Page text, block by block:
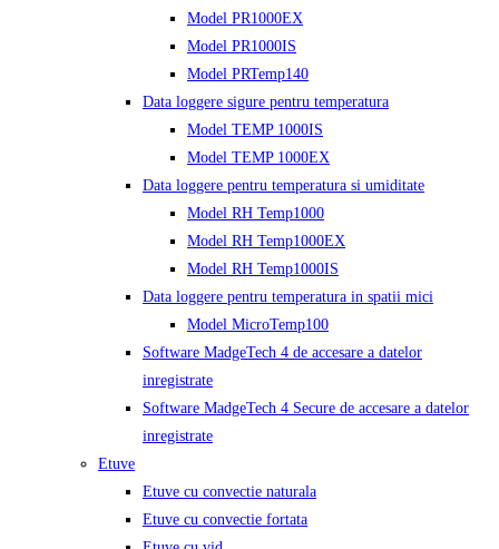
Model PR1000EX
Model PR1000IS
Model PRTemp140
Data loggere sigure pentru temperatura
Model TEMP 1000IS
Model TEMP 1000EX
Data loggere pentru temperatura si umiditate
Model RH Temp1000
Model RH Temp1000EX
Model RH Temp1000IS
Data loggere pentru temperatura in spatii mici
Model MicroTemp100
Software MadgeTech 4 de accesare a datelor
inregistrate
Software MadgeTech 4 Secure de accesare a datelor
inregistrate
Etuve
Etuve cu convectie naturala
Etuve cu convectie fortata